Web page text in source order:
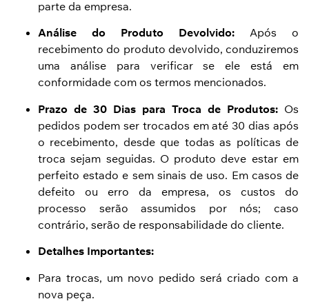
parte da empresa.
Análise do Produto Devolvido: Após o
recebimento do produto devolvido, conduziremos
uma análise para verificar se ele está em
conformidade com os termos mencionados.
Prazo de 30 Dias para Troca de Produtos: Os
pedidos podem ser trocados em até 30 dias após
o recebimento, desde que todas as políticas de
troca sejam seguidas. O produto deve estar em
perfeito estado e sem sinais de uso. Em casos de
defeito ou erro da empresa, os custos do
processo serão assumidos por nós; caso
contrário, serão de responsabilidade do cliente.
Detalhes Importantes:
Para trocas, um novo pedido será criado com a
nova peça.